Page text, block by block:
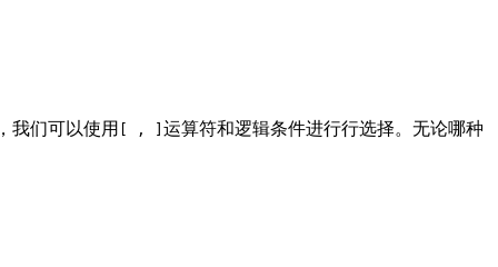
我们可以使用 [ , ] 运算符和逻辑条件进行行选择。无论哪种